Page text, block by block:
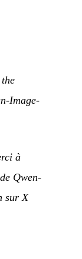
Image-
à
Qwen-
sur X